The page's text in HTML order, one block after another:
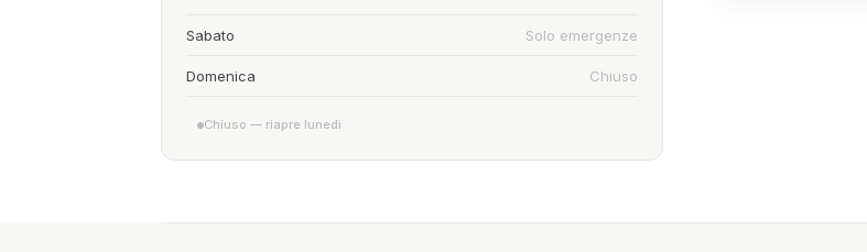
Sabato Solo emergenze
Domenica Chiuso
Chiuso — riapre lunedì